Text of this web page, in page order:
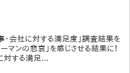
・会社に対する満足度」調査結果を
マンの悲哀」を感じさせる結果に！
対する満足...